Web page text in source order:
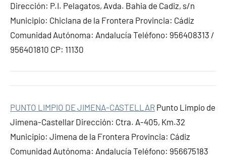
Dirección: P.I. Pelagatos, Avda. Bahia de Cadiz, s/n
Municipio: Chiclana de la Frontera Provincia: Cádiz
Comunidad Autónoma: Andalucía Teléfono: 956408313 /
956401810 CP: 11130
PUNTO LIMPIO DE JIMENA-CASTELLAR Punto Limpio de
Jimena-Castellar Dirección: Ctra. A-405, Km.32
Municipio: Jimena de la Frontera Provincia: Cádiz
Comunidad Autónoma: Andalucía Teléfono: 956675183